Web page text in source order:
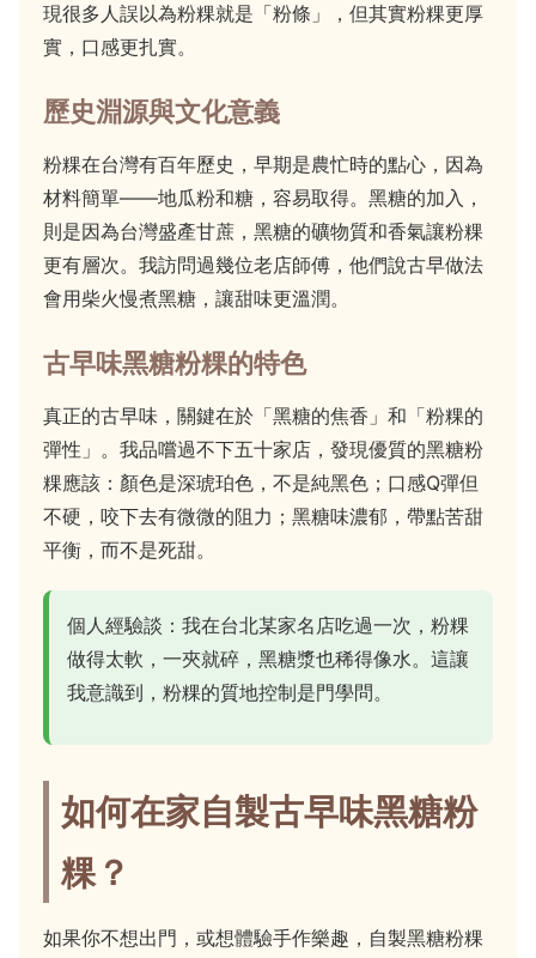
現很多人誤以為粉粿就是「粉條」，但其實粉粿更厚
實，口感更扎實。
歷史淵源與文化意義
粉粿在台灣有百年歷史，早期是農忙時的點心，因為
材料簡單——地瓜粉和糖，容易取得。黑糖的加入，
則是因為台灣盛產甘蔗，黑糖的礦物質和香氣讓粉粿
更有層次。我訪問過幾位老店師傅，他們說古早做法
會用柴火慢煮黑糖，讓甜味更溫潤。
古早味黑糖粉粿的特色
真正的古早味，關鍵在於「黑糖的焦香」和「粉粿的
彈性」。我品嚐過不下五十家店，發現優質的黑糖粉
粿應該：顏色是深琥珀色，不是純黑色；口感Q彈但
不硬，咬下去有微微的阻力；黑糖味濃郁，帶點苦甜
平衡，而不是死甜。
個人經驗談：我在台北某家名店吃過一次，粉粿
做得太軟，一夾就碎，黑糖漿也稀得像水。這讓
我意識到，粉粿的質地控制是門學問。
如何在家自製古早味黑糖粉
粿？
如果你不想出門，或想體驗手作樂趣，自製黑糖粉粿